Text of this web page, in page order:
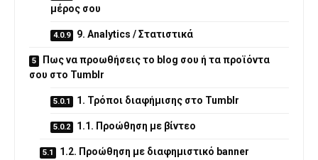
μέρος σου
9. Analytics / Στατιστικά
Πως να προωθήσεις το blog σου ή τα προϊόντα
σου στο Tumblr
1. Τρόποι διαφήμισης στο Tumblr
1.1. Προώθηση με βίντεο
1.2. Προώθηση με διαφημιστικό banner